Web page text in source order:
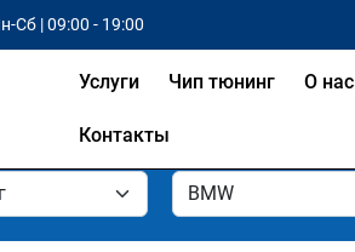
Сб | 09:00 - 19:00
Услуги Чип тюнинг О нас
Контакты